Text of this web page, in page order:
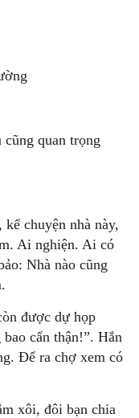
quan trọng
chuyện nhà này,
Ai nghiện. Ai có
Nhà nào cũng
được dự họp
cẩn thận!”. Hắn
Để ra chợ xem có
xôi, đôi bạn chia